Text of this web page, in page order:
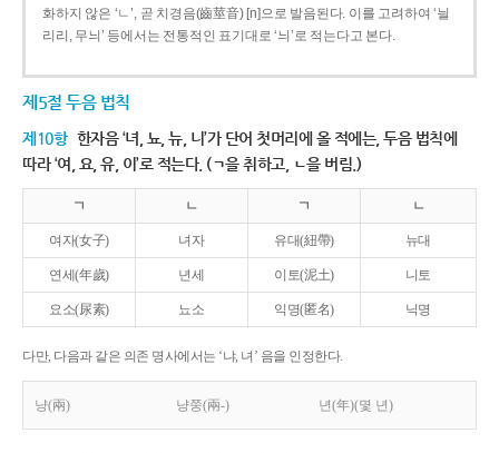
화하지 않은 ‘ㄴ’, 곧 치경음(齒莖音) [n]으로 발음된다. 이를 고려하여 ‘늴
리리, 무늬’ 등에서는 전통적인 표기대로 ‘늬’로 적는다고 본다.
제5절 두음 법칙
제10항 한자음 ‘녀, 뇨, 뉴, 니’가 단어 첫머리에 올 적에는, 두음 법칙에
따라 ‘여, 요, 유, 이’로 적는다. (ㄱ을 취하고, ㄴ을 버림.)
ㄱ ㄴ ㄱ ㄴ
여자(女子) 녀자 유대(紐帶) 뉴대
연세(年歲) 년세 이토(泥土) 니토
요소(尿素) 뇨소 익명(匿名) 닉명
다만, 다음과 같은 의존 명사에서는 ‘냐, 녀’ 음을 인정한다.
냥(兩) 냥쭝(兩-) 년(年)(몇 년)